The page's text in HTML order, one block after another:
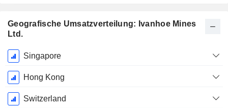
Geografische Umsatzverteilung: Ivanhoe Mines
Ltd.
Ende d.
Geschäftsjahres:
Dezember
Singapore
Hong Kong
Switzerland